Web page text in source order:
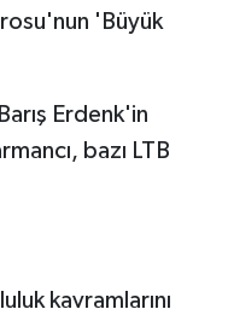
'Büyük
Erdenk'in
bazı LTB
kavramlarını